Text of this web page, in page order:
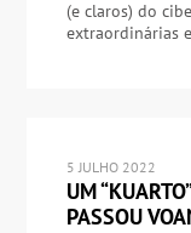
(e claros) do
extraordinárias
5 JULHO 2022
UM
PASSOU